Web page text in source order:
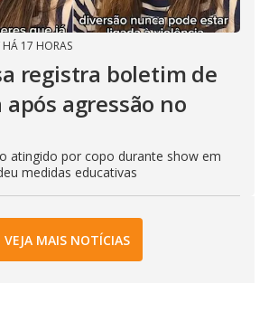
HÁ 17 HORAS
registra boletim de
agressão no
atingido por copo durante show em
medidas educativas
VEJA MAIS NOTÍCIAS